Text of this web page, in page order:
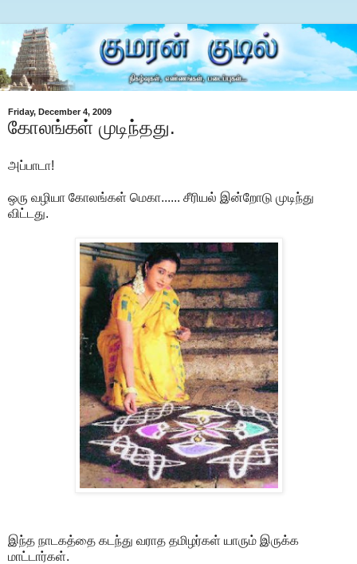
Friday, December 4, 2009
கோலங்கள் முடிந்தது.
அப்பாடா!
ஒரு வழியா கோலங்கள் மெகா...... சீரியல் இன்றோடு முடிந்து
விட்டது.
இந்த நாடகத்தை கடந்து வராத தமிழர்கள் யாரும் இருக்க
மாட்டார்கள்.